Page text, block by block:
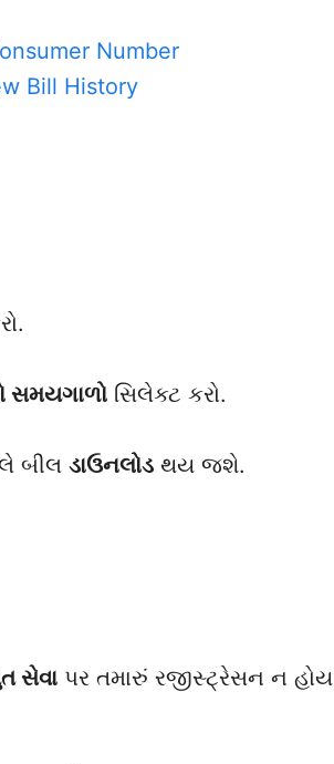
Number
Bill History
સમયગાળો સિલેક્ટ કરો.
બીલ ડાઉનલોડ થય જશે.
સેવા પર તમારું રજીસ્ટ્રેસન ન હોય